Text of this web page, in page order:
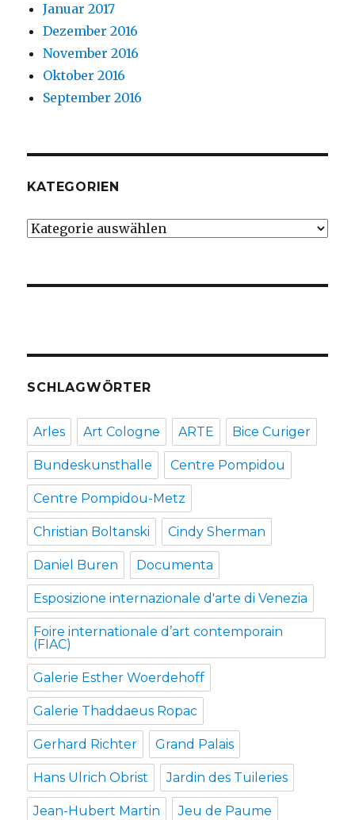
Januar 2017
Dezember 2016
November 2016
Oktober 2016
September 2016
KATEGORIEN
Kategorien
SCHLAGWÖRTER
Arles Art Cologne ARTE Bice Curiger
Bundeskunsthalle Centre Pompidou
Centre Pompidou-Metz
Christian Boltanski Cindy Sherman
Daniel Buren Documenta
Esposizione internazionale d'arte di Venezia
Foire internationale d’art contemporain
(FIAC)
Galerie Esther Woerdehoff
Galerie Thaddaeus Ropac
Gerhard Richter Grand Palais
Hans Ulrich Obrist Jardin des Tuileries
Jean-Hubert Martin Jeu de Paume